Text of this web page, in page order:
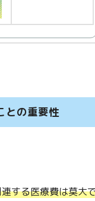
との重要性
する医療費は莫大